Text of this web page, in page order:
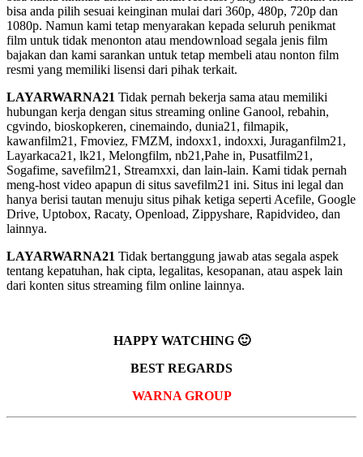
bisa anda pilih sesuai keinginan mulai dari 360p, 480p, 720p dan
1080p. Namun kami tetap menyarakan kepada seluruh penikmat
film untuk tidak menonton atau mendownload segala jenis film
bajakan dan kami sarankan untuk tetap membeli atau nonton film
resmi yang memiliki lisensi dari pihak terkait.
LAYARWARNA21 Tidak pernah bekerja sama atau memiliki
hubungan kerja dengan situs streaming online Ganool, rebahin,
cgvindo, bioskopkeren, cinemaindo, dunia21, filmapik,
kawanfilm21, Fmoviez, FMZM, indoxx1, indoxxi, Juraganfilm21,
Layarkaca21, lk21, Melongfilm, nb21,Pahe in, Pusatfilm21,
Sogafime, savefilm21, Streamxxi, dan lain-lain. Kami tidak pernah
meng-host video apapun di situs savefilm21 ini. Situs ini legal dan
hanya berisi tautan menuju situs pihak ketiga seperti Acefile, Google
Drive, Uptobox, Racaty, Openload, Zippyshare, Rapidvideo, dan
lainnya.
LAYARWARNA21 Tidak bertanggung jawab atas segala aspek
tentang kepatuhan, hak cipta, legalitas, kesopanan, atau aspek lain
dari konten situs streaming film online lainnya.
HAPPY WATCHING 🙂
BEST REGARDS
WARNA GROUP